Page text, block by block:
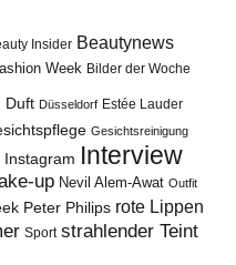
Insider Beautynews
Week Bilder der Woche
Duft Düsseldorf Estée Lauder
Gesichtsreinigung
Instagram Interview
up Nevil Alem-Awat Outfit
Peter Philips rote Lippen
Sport strahlender Teint